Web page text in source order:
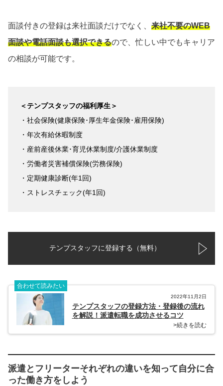
面談付きの登録は来社面談だけでなく、 来社不要のWEB
面談や電話面談も選択できるので、忙しい中でもキャリア
の相談が可能です。
＜テンプスタッフの福利厚生＞
・社会保険(健康保険･厚生年金保険･雇用保険)
・年次有給休暇制度
・産前産後休業･育児休業制度/介護休業制度
・労働者災害補償保険(労務保険)
・定期健康診断(年1回)
・ストレスチェック(年1回)
テンプスタッフに登録する（無料）
合わせて読みたい
2022年11月2日
テンプスタッフの登録方法・登録後の流れ
を解説！派遣転職を成功させるコツ
>続きを読む
派遣とフリーターそれぞれの違いを知って自分に合
った働き方をしよう